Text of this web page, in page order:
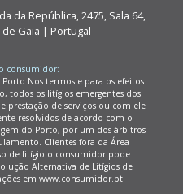
da República, 2475, Sala 64,
de Gaia | Portugal
consumidor:
Nos termos e para os efeitos
todos os litígios emergentes dos
prestação de serviços ou com ele
resolvidos de acordo com o
do Porto, por um dos árbitros
Clientes fora da Área
de litígio o consumidor pode
Alternativa de Litígios de
em www.consumidor.pt